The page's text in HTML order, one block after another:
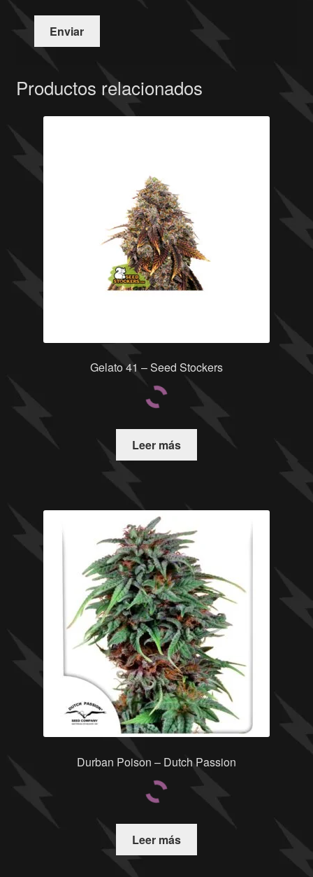
Productos relacionados
Gelato 41 – Seed Stockers
Leer más
Durban Poison – Dutch Passion
Leer más